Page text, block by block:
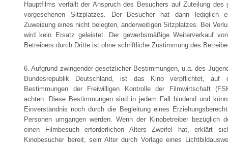
Hauptfilms verfällt der Anspruch des Besuchers auf Zuteilung des
vorgesehenen Sitzplatzes. Der Besucher hat dann lediglich
Zuweisung eines nicht belegten, anderweitigen Sitzplatzes. Bei
wird kein Ersatz geleistet. Der gewerbsmäßige Weiterverkauf
Betreibers durch Dritte ist ohne schriftliche Zustimmung des
6. Aufgrund zwingender gesetzlicher Bestimmungen, u.a. des
Bundesrepublik Deutschland, ist das Kino verpflichtet, auf
Bestimmungen der Freiwilligen Kontrolle der Filmwirtschaft
achten. Diese Bestimmungen sind in jedem Fall bindend und
Einverständnis noch durch die Begleitung eines
Personen umgangen werden. Wenn der Kinobetreiber bezüglich
einen Filmbesuch erforderlichen Alters Zweifel hat, erklärt
Kinobesucher bereit, sein Alter durch Vorlage eines